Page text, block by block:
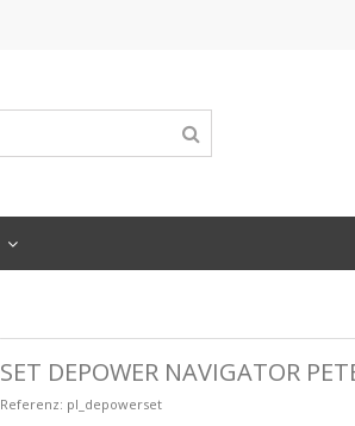
SET DEPOWER NAVIGATOR
Referenz: pl_depowerset